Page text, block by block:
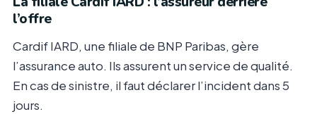
l’offre
Cardif IARD, une filiale de BNP Paribas, gère
l’assurance auto. Ils assurent un service de qualité.
En cas de sinistre, il faut déclarer l’incident dans 5
jours.